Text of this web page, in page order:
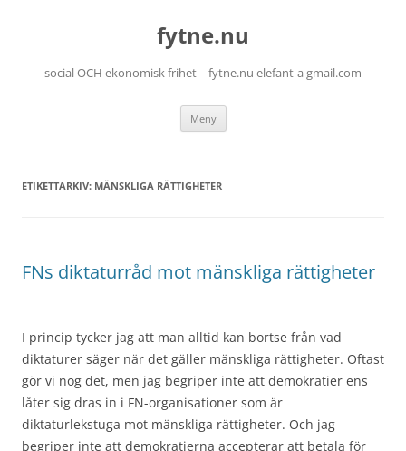
fytne.nu
– social OCH ekonomisk frihet – fytne.nu elefant-a gmail.com –
Meny
ETIKETTARKIV: MÄNSKLIGA RÄTTIGHETER
FNs diktaturråd mot mänskliga rättigheter
I princip tycker jag att man alltid kan bortse från vad
diktaturer säger när det gäller mänskliga rättigheter. Oftast
gör vi nog det, men jag begriper inte att demokratier ens
låter sig dras in i FN-organisationer som är
diktaturlekstuga mot mänskliga rättigheter. Och jag
begriper inte att demokratierna accepterar att betala för